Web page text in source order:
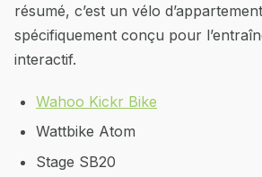
résumé, c’est un vélo
spécifiquement conçu pour
interactif.
Wahoo Kickr Bike
Wattbike Atom
Stage SB20